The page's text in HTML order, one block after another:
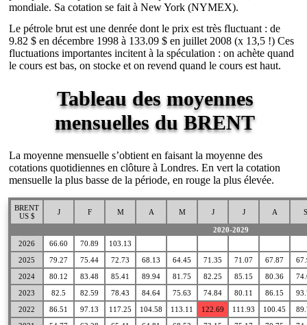
mondiale. Sa cotation se fait à New York (NYMEX).
Le pétrole brut est une denrée dont le prix est très fluctuant : de
9.82 $ en décembre 1998 à 133.09 $ en juillet 2008 (x 13,5 !) Ces
fluctuations importantes incitent à la spéculation : on achète quand
le cours est bas, on stocke et on revend quand le cours est haut.
Tableau des moyennes
mensuelles du BRENT
La moyenne mensuelle s’obtient en faisant la moyenne des
cotations quotidiennes en clôture à Londres. En vert la cotation
mensuelle la plus basse de la période, en rouge la plus élevée.
BRENT
US $
J F M A M J J A S
2020-2029
2026
66.60 70.89
103.13
2025
79.27 75.44 72.73 68.13 64.45 71.35 71.07 67.87
2024
80.12 83.48 85.41 89.94 81.75 82.25 85.15 80.36
2023
82.5 82.59 78.43 84.64 75.63 74.84 80.11 86.15
2022
86.51 97.13 117.25 104.58 113.11 122.69 111.93 100.45